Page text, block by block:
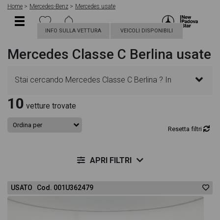
Home Mercedes-Benz Mercedes usate
INFO SULLA VETTURA VEICOLI DISPONIBILI
Mercedes Classe C Berlina usate
Stai cercando Mercedes Classe C Berlina ? In
questa pagina troverai le migliori offerte per
acquistare un veicolo Mercedes usato. Le schede
tue necessità, sono presenti informazioni essenziali
10 vetture trovate
Resetta filtri
APRI FILTRI
USATO Cod. 001U362479